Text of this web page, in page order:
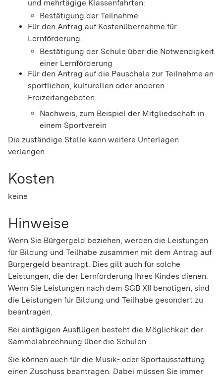
und mehrtägige Klassenfahrten:
Bestätigung der Teilnahme
Für den Antrag auf Kostenübernahme für
Lernförderung:
Bestätigung der Schule über die Notwendigkeit
einer Lernförderung
Für den Antrag auf die Pauschale zur Teilnahme an
sportlichen, kulturellen oder anderen
Freizeitangeboten:
Nachweis, zum Beispiel der Mitgliedschaft in
einem Sportverein
Die zuständige Stelle kann weitere Unterlagen
verlangen.
Kosten
keine
Hinweise
Wenn Sie Bürgergeld beziehen, werden die Leistungen
für Bildung und Teilhabe zusammen mit dem Antrag auf
Bürgergeld beantragt. Dies gilt auch für solche
Leistungen, die der Lernförderung Ihres Kindes dienen.
Wenn Sie Leistungen nach dem SGB XII benötigen, sind
die Leistungen für Bildung und Teilhabe gesondert zu
beantragen.
Bei eintägigen Ausflügen besteht die Möglichkeit der
Sammelabrechnung über die Schulen.
Sie können auch für die Musik- oder Sportausstattung
einen Zuschuss beantragen. Dabei müssen Sie immer